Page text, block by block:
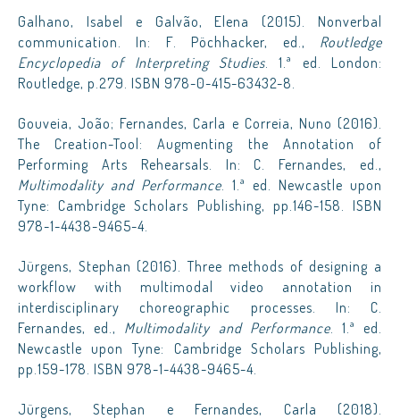
Galhano, Isabel e Galvão, Elena (2015). Nonverbal
communication. In: F. Pöchhacker, ed., Routledge
Encyclopedia of Interpreting Studies. 1.ª ed. London:
Routledge, p.279. ISBN 978-0-415-63432-8.
Gouveia, João; Fernandes, Carla e Correia, Nuno (2016).
The Creation-Tool: Augmenting the Annotation of
Performing Arts Rehearsals. In: C. Fernandes, ed.,
Multimodality and Performance. 1.ª ed. Newcastle upon
Tyne: Cambridge Scholars Publishing, pp.146-158. ISBN
978-1-4438-9465-4.
Jürgens, Stephan (2016). Three methods of designing a
workflow with multimodal video annotation in
interdisciplinary choreographic processes. In: C.
Fernandes, ed., Multimodality and Performance. 1.ª ed.
Newcastle upon Tyne: Cambridge Scholars Publishing,
pp.159-178. ISBN 978-1-4438-9465-4.
Jürgens, Stephan e Fernandes, Carla (2018).